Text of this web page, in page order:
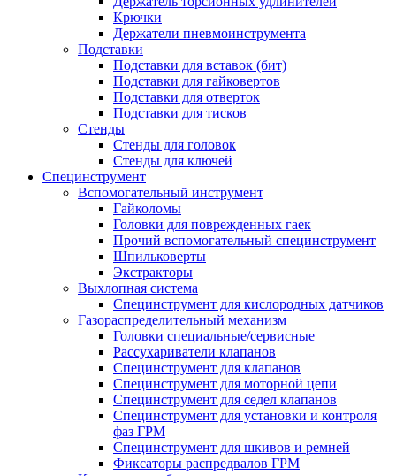
Крючки
Держатели пневмоинструмента
Подставки
Подставки для вставок (бит)
Подставки для гайковертов
Подставки для отверток
Подставки для тисков
Стенды
Стенды для головок
Стенды для ключей
Специнструмент
Вспомогательный инструмент
Гайколомы
Головки для поврежденных гаек
Прочий вспомогательный специнструмент
Шпильковерты
Экстракторы
Выхлопная система
Специнструмент для кислородных датчиков
Газораспределительный механизм
Головки специальные/сервисные
Рассухариватели клапанов
Специнструмент для клапанов
Специнструмент для моторной цепи
Специнструмент для седел клапанов
Специнструмент для установки и контроля
фаз ГРМ
Специнструмент для шкивов и ремней
Фиксаторы распредвалов ГРМ